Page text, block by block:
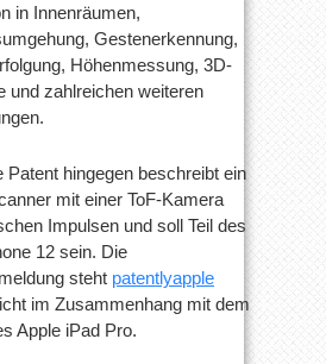
in Innenräumen,
Gestenerkennung,
Höhenmessung, 3D-
und zahlreichen weiteren
Patent hingegen beschreibt ein
mit einer ToF-Kamera
Impulsen und soll Teil des
12 sein. Die
steht patentlyapple
im Zusammenhang mit dem
Apple iPad Pro.